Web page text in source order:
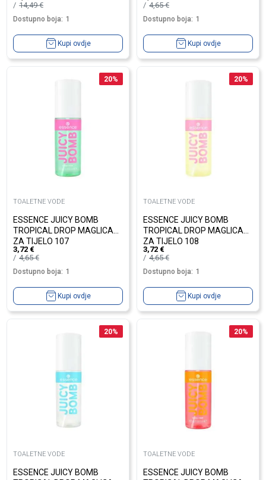
14,49€
Dostupno boja: 1
Kupi ovdje
4,65€
Dostupno boja: 1
Kupi ovdje
20%
TOALETNE VODE
ESSENCE JUICY BOMB
TROPICAL DROP MAGLICA
ZA TIJELO 107
3,72 €
4,65€
Dostupno boja: 1
Kupi ovdje
20%
TOALETNE VODE
ESSENCE JUICY BOMB
TROPICAL DROP MAGLICA
ZA TIJELO 108
3,72 €
4,65€
Dostupno boja: 1
Kupi ovdje
20%
TOALETNE VODE
ESSENCE JUICY BOMB
20%
TOALETNE VODE
ESSENCE JUICY BOMB